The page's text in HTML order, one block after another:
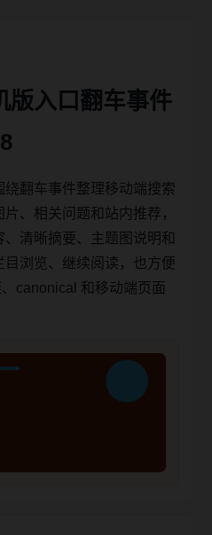
版入口翻车事件
翻车事件整理移动端搜索
、相关问题和站内推荐，
清晰摘要、主题图说明和
目浏览、继续阅读，也方便
canonical 和移动端页面